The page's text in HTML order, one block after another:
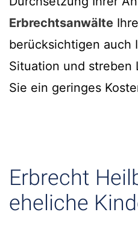
Erbrechtsanwälte
berücksichtigen auch
Situation und streben
Sie ein geringes
Erbrecht
eheliche